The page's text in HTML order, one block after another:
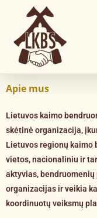
Apie mus
Lietuvos kaimo
skėtinė organizacija,
Lietuvos regionų kaimo
vietos, nacionaliniu ir
aktyvias,
organizacijas ir veikia
koordinuotų veiksmų